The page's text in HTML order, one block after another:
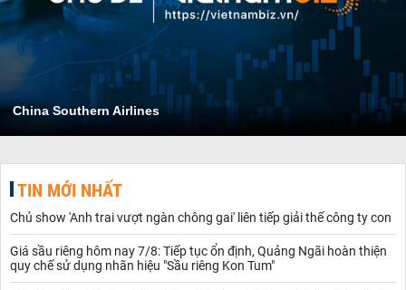
China Southern Airlines
TIN MỚI NHẤT
Chủ show 'Anh trai vượt ngàn chông gai' liên tiếp giải thế công ty con
Giá sầu riêng hôm nay 7/8: Tiếp tục ổn định, Quảng Ngãi hoàn thiện
quy chế sử dụng nhãn hiệu "Sầu riêng Kon Tum"